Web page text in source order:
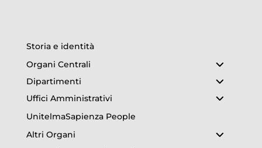
Storia e identità
Organi Centrali
Dipartimenti
Uffici Amministrativi
UnitelmaSapienza People
Altri Organi